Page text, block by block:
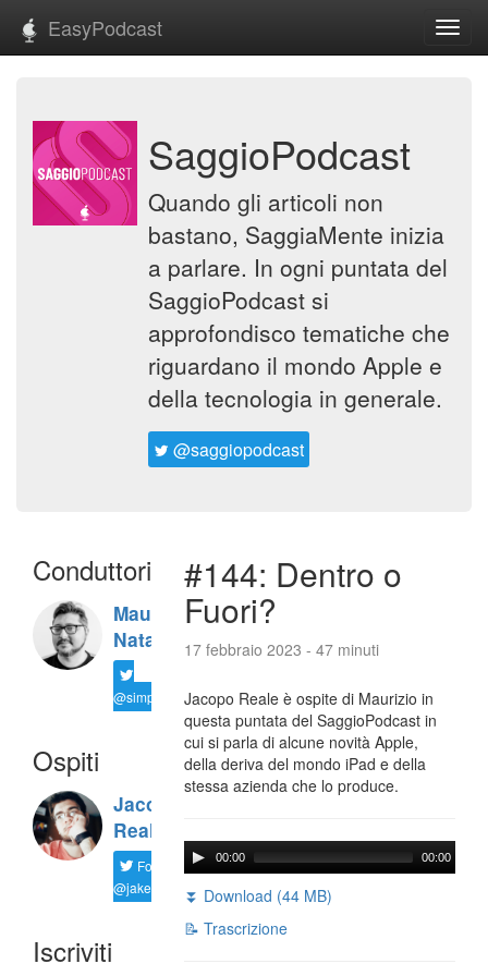
EasyPodcast
SaggioPodcast
Quando gli articoli non
bastano, SaggiaMente inizia
a parlare. In ogni puntata del
SaggioPodcast si
approfondisco tematiche che
riguardano il mondo Apple e
della tecnologia in generale.
@saggiopodcast
Conduttori
Maurizio
Natali
@simplemal
Ospiti
Jacopo
Reale
Follow
@jakereale
Iscriviti
#144: Dentro o
Fuori?
17 febbraio 2023 - 47 minuti
Jacopo Reale è ospite di Maurizio in
questa puntata del SaggioPodcast in
cui si parla di alcune novità Apple,
della deriva del mondo iPad e della
stessa azienda che lo produce.
00:00 00:00
⏬ Download (44 MB)
📝 Trascrizione